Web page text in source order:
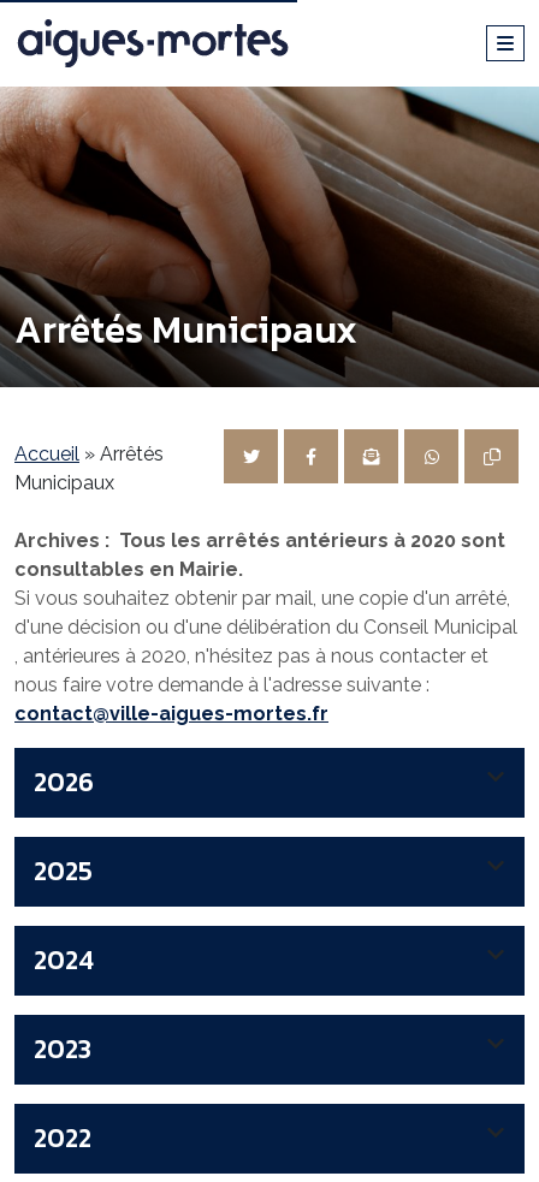
Arrêtés Municipaux
Accueil » Arrêtés
Municipaux
Archives : Tous les arrêtés antérieurs à 2020 sont
consultables en Mairie.
Si vous souhaitez obtenir par mail, une copie d'un arrêté,
d'une décision ou d'une délibération du Conseil Municipal
, antérieures à 2020, n'hésitez pas à nous contacter et
nous faire votre demande à l'adresse suivante :
contact@ville-aigues-mortes.fr
2026
2025
2024
2023
2022